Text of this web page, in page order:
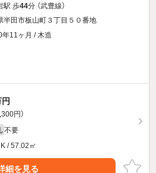
駅 歩44分 （武豊線）
半田市板山町３丁目５０番地
年11ヶ月 / 木造
円）
不要
/ 57.02㎡
細を見る